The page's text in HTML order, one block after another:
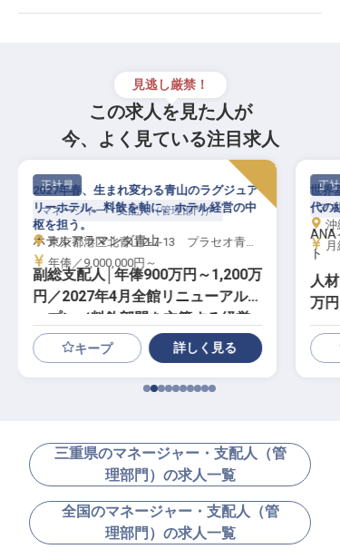
見逃し厳禁！
この求人を見た人が
今、よく見ている注目求人
正社員
マネージャー・支配人（管理部門）
ホテルアラマンダ青山
副総支配人│年俸900万円～1,200万
円／2027年4月全館リニューアルオ
ープン／料飲部門を主管する経営
幹部
2027年春、生まれ変わる青山のラグジュア
リーホテル。料飲を軸に、ホテル経営の中
枢を担う。
東京都港区北青山2-7-13 プラセオ青山ビル
年俸／9,000,000円～
キープ 詳しく見る
正社
マ
ANA
ト
人
万
世界
代の
沖
三重県のマネージャー・支配人（管
理部門）の求人一覧
全国のマネージャー・支配人（管
理部門）の求人一覧